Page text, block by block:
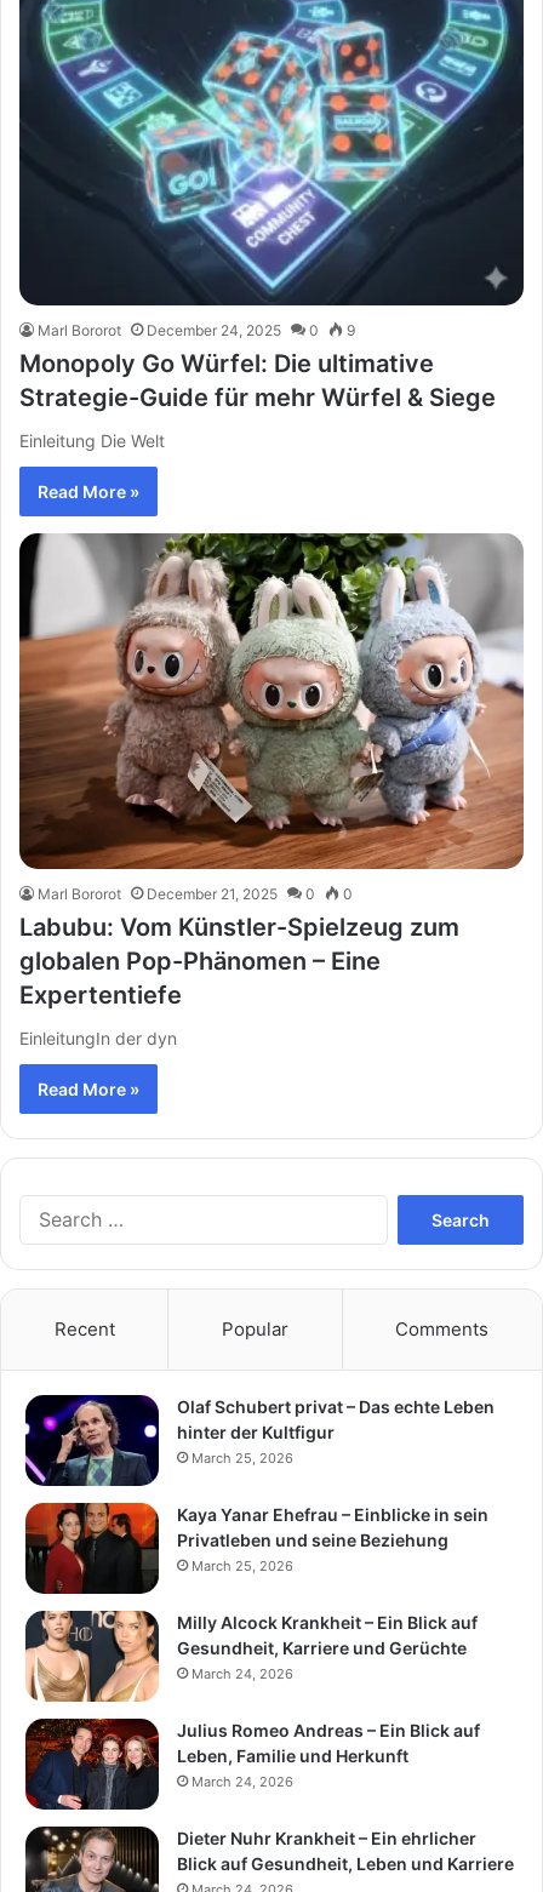
Marl Bororot December 24, 2025 0 9
Monopoly Go Würfel: Die ultimative
Strategie-Guide für mehr Würfel & Siege
Einleitung Die Welt
Read More »
Marl Bororot December 21, 2025 0 0
Labubu: Vom Künstler-Spielzeug zum
globalen Pop-Phänomen – Eine
Expertentiefe
EinleitungIn der dyn
Read More »
Recent Popular Comments
Olaf Schubert privat – Das echte Leben
hinter der Kultfigur
March 25, 2026
Kaya Yanar Ehefrau – Einblicke in sein
Privatleben und seine Beziehung
March 25, 2026
Milly Alcock Krankheit – Ein Blick auf
Gesundheit, Karriere und Gerüchte
March 24, 2026
Julius Romeo Andreas – Ein Blick auf
Leben, Familie und Herkunft
March 24, 2026
Dieter Nuhr Krankheit – Ein ehrlicher
Blick auf Gesundheit, Leben und Karriere